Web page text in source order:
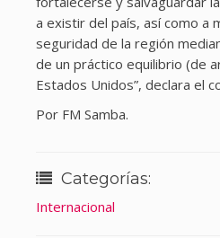
a existir del país, así como a
seguridad de la región
de un práctico equilibrio (de
Estados Unidos”, declara el
Por FM Samba.
Categorías:
Internacional